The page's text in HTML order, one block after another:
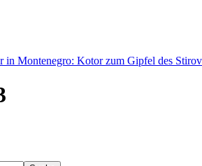
in Montenegro: Kotor zum Gipfel des